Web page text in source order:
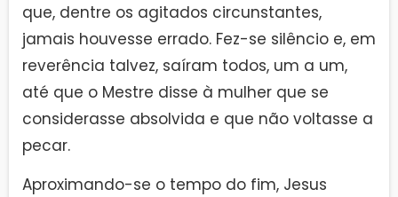
que, dentre os agitados circunstantes,
jamais houvesse errado. Fez-se silêncio e, em
reverência talvez, saíram todos, um a um,
até que o Mestre disse à mulher que se
considerasse absolvida e que não voltasse a
pecar.
Aproximando-se o tempo do fim, Jesus